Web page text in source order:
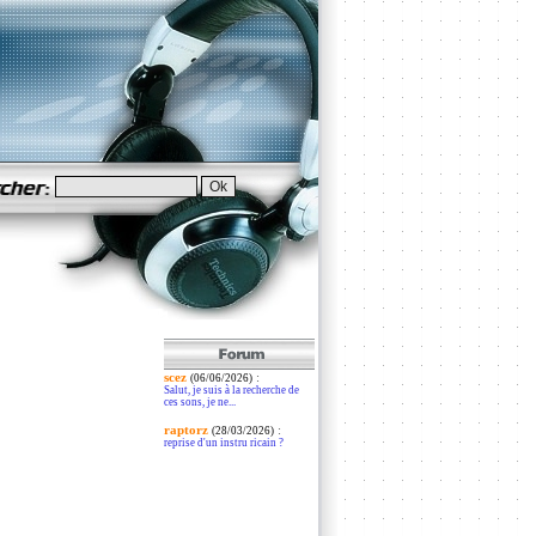
scez (06/06/2026):
Salut, je suis à la recherche de
ces sons, je ne...
raptorz (28/03/2026):
reprise d'un instru ricain ?